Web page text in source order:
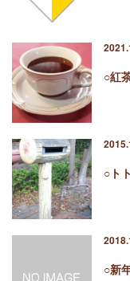
○紅
○ト
○新